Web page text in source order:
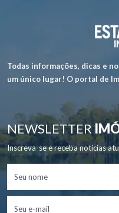
Todas informações, dicas e
um único lugar! O portal de
NEWSLETTER
Inscreva-se e receba notícias